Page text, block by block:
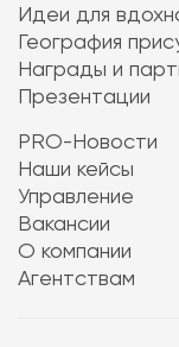
Идеи для
География
Награды и
Презентации
PRO-Новости
Наши кейсы
Управление
Вакансии
О компании
Агентствам